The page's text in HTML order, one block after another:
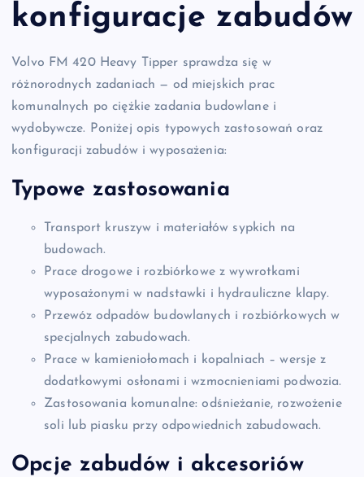
konfiguracje zabudów
Volvo FM 420 Heavy Tipper sprawdza się w
różnorodnych zadaniach — od miejskich prac
komunalnych po ciężkie zadania budowlane i
wydobywcze. Poniżej opis typowych zastosowań oraz
konfiguracji zabudów i wyposażenia:
Typowe zastosowania
Transport kruszyw i materiałów sypkich na
budowach.
Prace drogowe i rozbiórkowe z wywrotkami
wyposażonymi w nadstawki i hydrauliczne klapy.
Przewóz odpadów budowlanych i rozbiórkowych w
specjalnych zabudowach.
Prace w kamieniołomach i kopalniach – wersje z
dodatkowymi osłonami i wzmocnieniami podwozia.
Zastosowania komunalne: odśnieżanie, rozwożenie
soli lub piasku przy odpowiednich zabudowach.
Opcje zabudów i akcesoriów